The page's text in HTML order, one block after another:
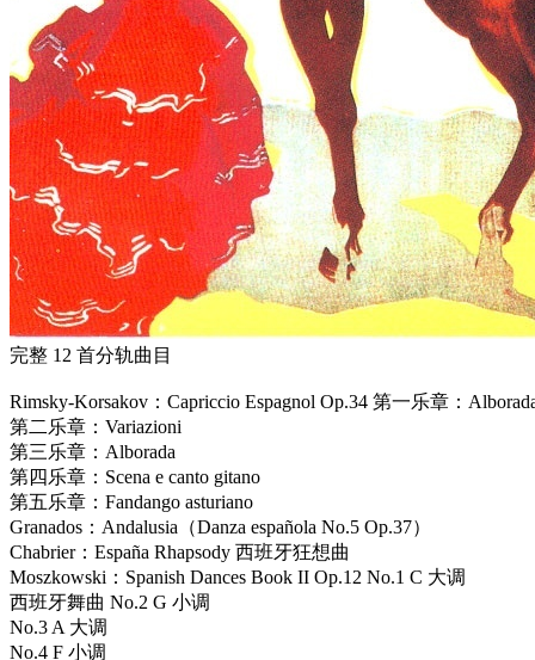
完整 12 首分轨曲目
Rimsky-Korsakov：Capriccio Espagnol Op.34 第一乐章：
第二乐章：Variazioni
第三乐章：Alborada
第四乐章：Scena e canto gitano
第五乐章：Fandango asturiano
Granados：Andalusia（Danza española No.5 Op.37）
Chabrier：España Rhapsody 西班牙狂想曲
Moszkowski：Spanish Dances Book II Op.12 No.1 C 大调
西班牙舞曲 No.2 G 小调
No.3 A 大调
No.4 F 小调